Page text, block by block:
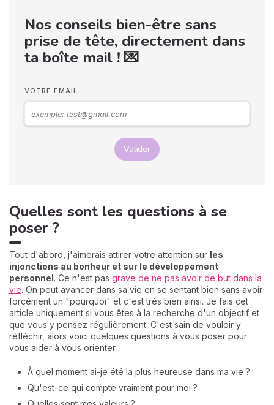
Nos conseils bien-être sans
prise de tête, directement dans
ta boîte mail ! 💌
VOTRE EMAIL
Valider
Quelles sont les questions à se
poser ?
Tout d'abord, j'aimerais attirer votre attention sur les
injonctions au bonheur et sur le développement
personnel. Ce n'est pas grave de ne pas avoir de but dans la
vie. On peut avancer dans sa vie en se sentant bien sans avoir
forcément un "pourquoi" et c'est très bien ainsi. Je fais cet
article uniquement si vous êtes à la recherche d'un objectif et
que vous y pensez régulièrement. C'est sain de vouloir y
réfléchir, alors voici quelques questions à vous poser pour
vous aider à vous orienter :
À quel moment ai-je été la plus heureuse dans ma vie ?
Qu'est-ce qui compte vraiment pour moi ?